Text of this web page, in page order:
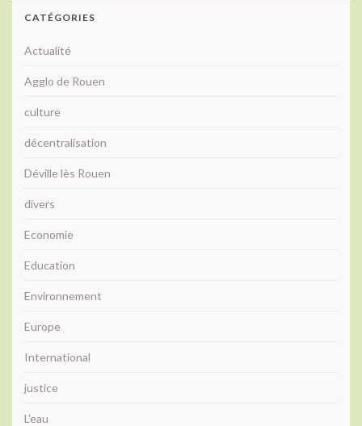
CATÉGORIES
Actualité
Agglo de Rouen
culture
décentralisation
Déville lès Rouen
divers
Economie
Education
Environnement
Europe
International
justice
L'eau